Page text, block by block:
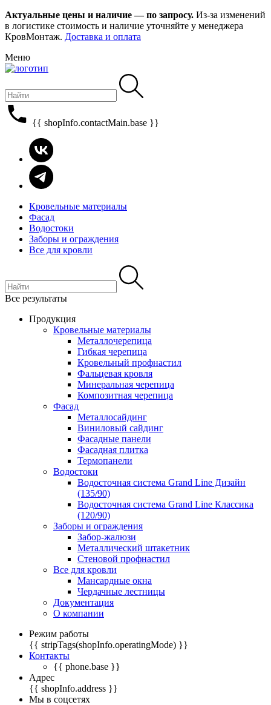
Актуальные цены и наличие — по запросу. Из-за изменений
в логистике стоимость и наличие уточняйте у менеджера
КровМонтаж. Доставка и оплата
Меню
{{ shopInfo.contactMain.base }}
Кровельные материалы
Фасад
Водостоки
Заборы и ограждения
Все для кровли
Все результаты
Продукция
Кровельные материалы
Металлочерепица
Гибкая черепица
Кровельный профнастил
Фальцевая кровля
Минеральная черепица
Композитная черепица
Фасад
Металлосайдинг
Виниловый сайдинг
Фасадные панели
Фасадная плитка
Термопанели
Водостоки
Водосточная система Grand Line Дизайн
(135/90)
Водосточная система Grand Line Классика
(120/90)
Заборы и ограждения
Забор-жалюзи
Металлический штакетник
Стеновой профнастил
Все для кровли
Мансардные окна
Чердачные лестницы
Документация
О компании
Режим работы
{{ stripTags(shopInfo.operatingMode) }}
Контакты
{{ phone.base }}
Адрес
{{ shopInfo.address }}
Мы в соцсетях